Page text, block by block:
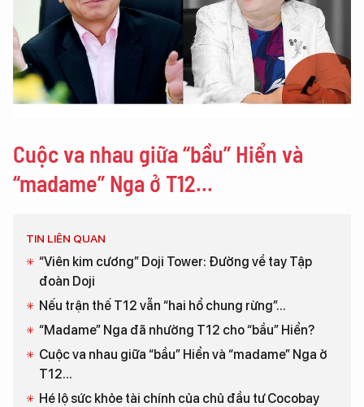
Cuộc va nhau giữa “bầu” Hiển và
“madame” Nga ở T12...
TIN LIÊN QUAN
“Viên kim cương” Doji Tower: Đường về tay Tập
đoàn Doji
Nếu trận thế T12 vẫn “hai hổ chung rừng”...
“Madame” Nga đã nhường T12 cho “bầu” Hiển?
Cuộc va nhau giữa “bầu” Hiển và “madame” Nga ở
T12...
Hé lộ sức khỏe tài chính của chủ đầu tư Cocobay